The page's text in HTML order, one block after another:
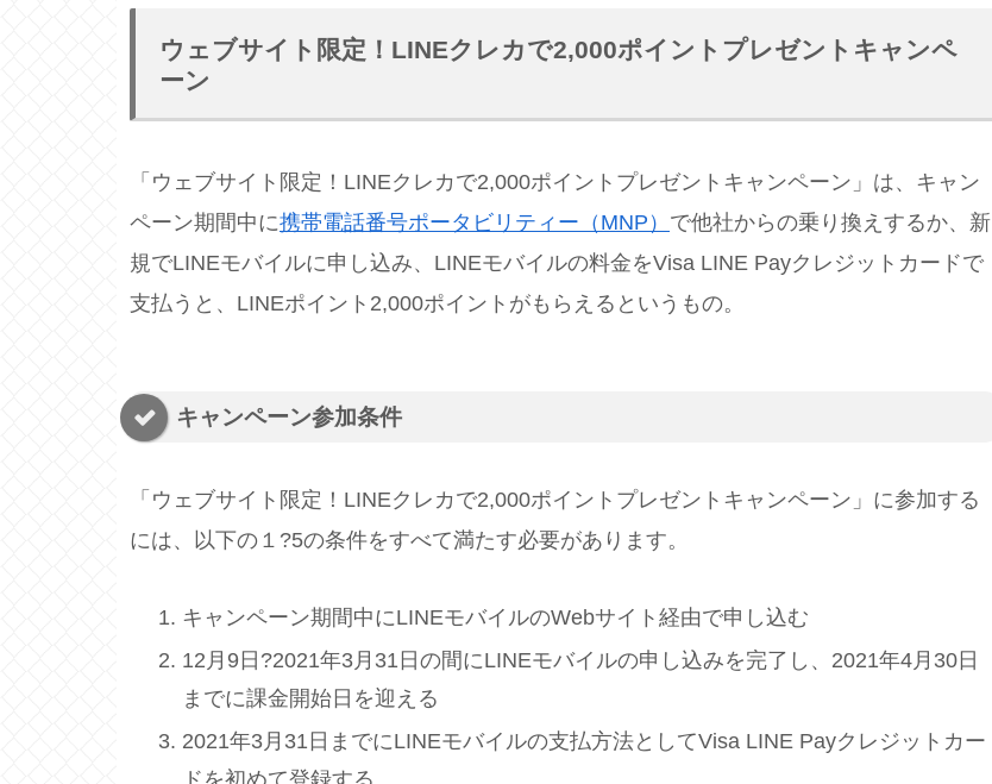
ウェブサイト限定！LINEクレカで2,000ポイントプレゼントキャンペ
ーン
「ウェブサイト限定！LINEクレカで2,000ポイントプレゼントキャンペーン」は、キャン
ペーン期間中に携帯電話番号ポータビリティー（MNP） で他社からの乗り換えするか、新
規でLINEモバイルに申し込み、LINEモバイルの料金をVisa LINE Payクレジットカードで
支払うと、LINEポイント2,000ポイントがもらえるというもの。
キャンペーン参加条件
「ウェブサイト限定！LINEクレカで2,000ポイントプレゼントキャンペーン」に参加する
には、以下の１?5の条件をすべて満たす必要があります。
キャンペーン期間中にLINEモバイルのWebサイト経由で申し込む
12月9日?2021年3月31日の間にLINEモバイルの申し込みを完了し、2021年4月30日
までに課金開始日を迎える
2021年3月31日までにLINEモバイルの支払方法としてVisa LINE Payクレジットカー
ドを初めて登録する